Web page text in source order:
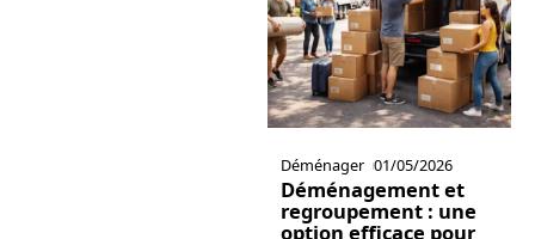
Déménager 01/05/2026
Déménagement et
regroupement : une
option efficace pour